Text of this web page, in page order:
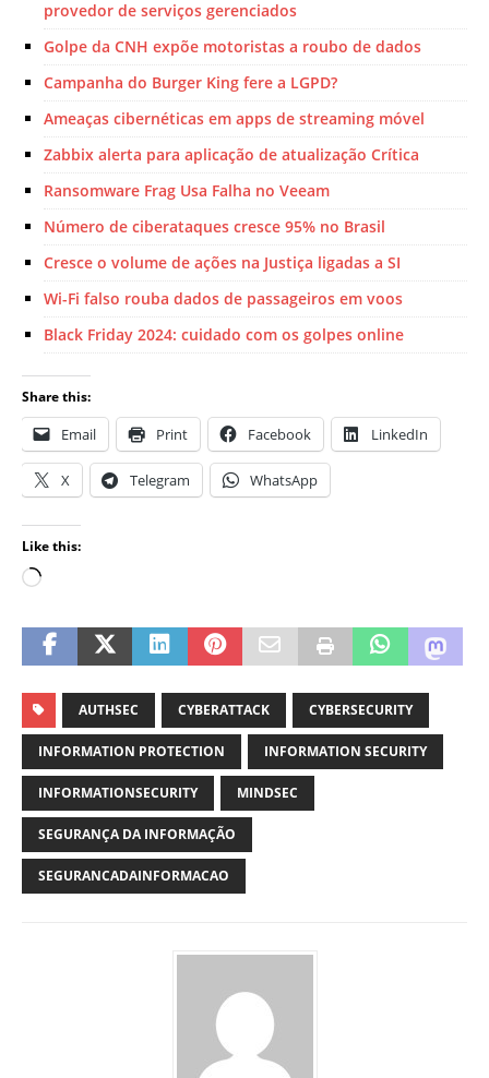
provedor de serviços gerenciados
Golpe da CNH expõe motoristas a roubo de dados
Campanha do Burger King fere a LGPD?
Ameaças cibernéticas em apps de streaming móvel
Zabbix alerta para aplicação de atualização Crítica
Ransomware Frag Usa Falha no Veeam
Número de ciberataques cresce 95% no Brasil
Cresce o volume de ações na Justiça ligadas a SI
Wi-Fi falso rouba dados de passageiros em voos
Black Friday 2024: cuidado com os golpes online
Share this:
Email Print Facebook LinkedIn
X Telegram WhatsApp
Like this:
AUTHSEC CYBERATTACK CYBERSECURITY
INFORMATION PROTECTION INFORMATION SECURITY
INFORMATIONSECURITY MINDSEC
SEGURANÇA DA INFORMAÇÃO
SEGURANCADAINFORMACAO